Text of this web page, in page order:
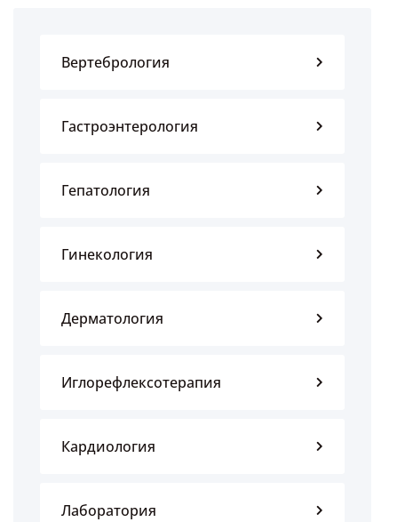
Вертебрология
Гастроэнтерология
Гепатология
Гинекология
Дерматология
Иглорефлексотерапия
Кардиология
Лаборатория